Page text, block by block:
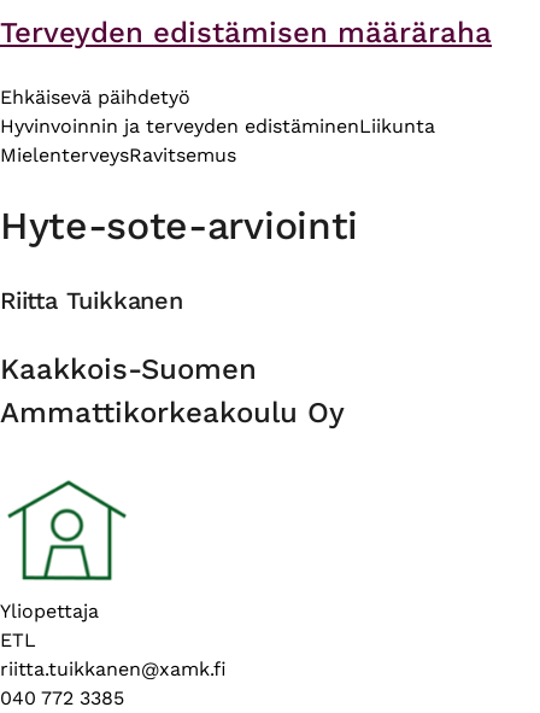
Terveyden edistämisen määräraha
Ehkäisevä päihdetyö
Hyvinvoinnin ja terveyden edistäminenLiikunta
MielenterveysRavitsemus
Hyte-sote-arviointi
Riitta Tuikkanen
Organisaatio
Kaakkois-Suomen
Ammattikorkeakoulu Oy
Esittelyteksti
Yliopettaja
ETL
riitta.tuikkanen@xamk.fi
040 772 3385